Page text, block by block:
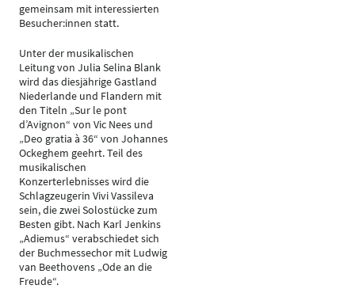
gemeinsam mit interessierten
Besucher:innen statt.
Unter der musikalischen
Leitung von Julia Selina Blank
wird das diesjährige Gastland
Niederlande und Flandern mit
den Titeln „Sur le pont
d’Avignon“ von Vic Nees und
„Deo gratia à 36“ von Johannes
Ockeghem geehrt. Teil des
musikalischen
Konzerterlebnisses wird die
Schlagzeugerin Vivi Vassileva
sein, die zwei Solostücke zum
Besten gibt. Nach Karl Jenkins
„Adiemus“ verabschiedet sich
der Buchmessechor mit Ludwig
van Beethovens „Ode an die
Freude“.